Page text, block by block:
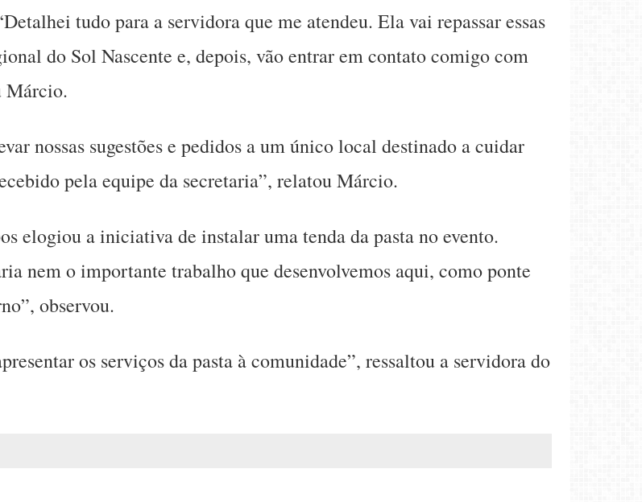
tudo para a servidora que me atendeu. Ela vai repassar essas
do Sol Nascente e, depois, vão entrar em contato comigo com
Márcio.
nossas sugestões e pedidos a um único local destinado a cuidar
pela equipe da secretaria”, relatou Márcio.
elogiou a iniciativa de instalar uma tenda da pasta no evento.
nem o importante trabalho que desenvolvemos aqui, como ponte
observou.
os serviços da pasta à comunidade”, ressaltou a servidora do